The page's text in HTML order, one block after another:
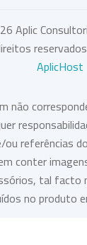
Aplic
AplicHost
não
referências
conter
tal facto
no produto